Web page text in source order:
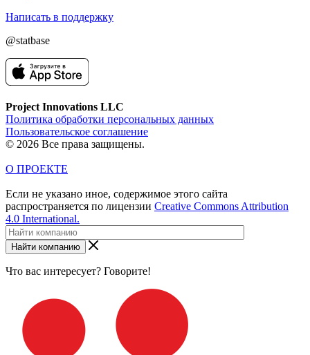
Написать в поддержку
@statbase
Project Innovations LLC
Политика обработки персональных данных
Пользовательское соглашение
© 2026 Все права защищены.
О ПРОЕКТЕ
Если не указано иное, содержимое этого сайта
распространяется по лицензии Creative Commons Attribution
4.0 International.
Найти компанию
Что вас интересует? Говорите!